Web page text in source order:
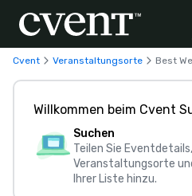
Cvent Veranstaltungsorte Best
Willkommen beim Cvent
Suchen
Teilen Sie
Veranstaltungsorte
Ihrer Liste hinzu.